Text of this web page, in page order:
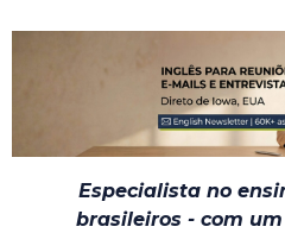
Especialista no
brasileiros - com